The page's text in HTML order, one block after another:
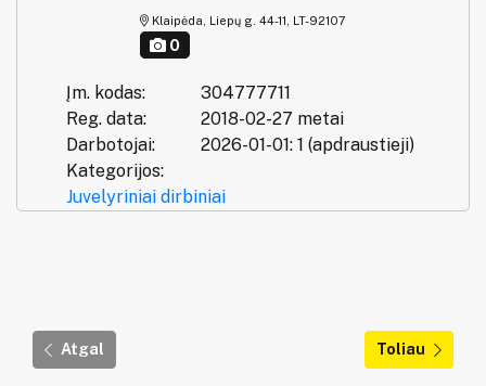
Klaipėda, Liepų g. 44-11, LT-92107
0
Įm. kodas:
304777711
Reg. data:
2018-02-27 metai
Darbotojai:
2026-01-01: 1 (apdraustieji)
Kategorijos:
Juvelyriniai dirbiniai
Atgal Toliau